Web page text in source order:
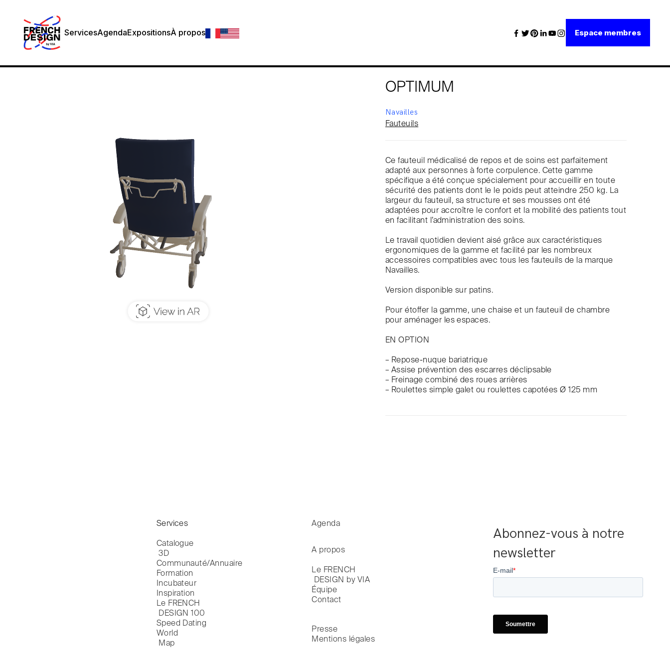
ServicesAgendaExpositionsÀ propos Espace membres
OPTIMUM
Navailles
Fauteuils
Ce fauteuil médicalisé de repos et de soins est parfaitement
adapté aux personnes à forte corpulence. Cette gamme
spécifique a été conçue spécialement pour accueillir en toute
sécurité des patients dont le le poids peut atteindre 250 kg. La
largeur du fauteuil, sa structure et ses mousses ont été
adaptées pour accroître le confort et la mobilité des patients tout
en facilitant l’administration des soins.
Le travail quotidien devient aisé grâce aux caractéristiques
ergonomiques de la gamme et facilité par les nombreux
accessoires compatibles avec tous les fauteuils de la marque
Navailles.
Version disponible sur patins.
Pour étoffer la gamme, une chaise et un fauteuil de chambre
pour aménager les espaces.
EN OPTION
– Repose-nuque bariatrique
– Assise prévention des escarres déclipsable
– Freinage combiné des roues arrières
– Roulettes simple galet ou roulettes capotées Ø 125 mm
Abonnez-vous à notre
newsletter
Services
Catalogue
3D
Communauté/Annuaire
Formation
Incubateur
Inspiration
Le FRENCH
DESIGN 100
Speed Dating
World
Map
Agenda
A propos
Le FRENCH
DESIGN by VIA
Équipe
Contact
Presse
Mentions légales